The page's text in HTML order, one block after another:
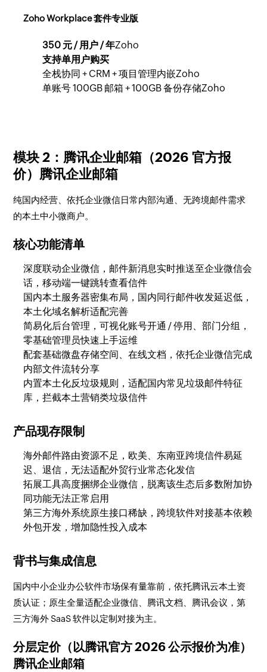
Zoho Workplace 套件专业版
350 元 / 用户 / 年Zoho
支持单用户购买
全栈协同 + CRM + 项目管理内嵌Zoho
单账号 100GB 邮箱 + 100GB 备份存储Zoho
模块 2：腾讯企业邮箱（2026 官方报
价）腾讯企业邮箱
纯国内经营、依托企业微信日常内部沟通、无跨境邮件需求
的本土中小微商户。
核心功能清单
深度联动企业微信，邮件新消息实时推送至企业微信会
话，移动端一键跳转查看信件
国内本土服务器密集布局，国内同行邮件收发延迟低，
本土化域名解析适配完善
简易化后台管理，可视化账号开通 / 停用、部门分组，
零基础管理员快速上手运维
配套基础微盘存储空间、在线文档，依托企业微信完成
内部文件流转分享
内置本土化反垃圾规则，适配国内常见垃圾邮件特征
库，拦截本土营销类垃圾信件
产品现存限制
海外邮件路由资源不足，欧美、东南亚跨境信件易延
迟、退信，无法适配外贸行业常态化发信
拓展工具高度捆绑企业微信，脱离该生态后多数附加协
同功能无法正常启用
第三方海外系统原生接口稀缺，跨境软件对接基本依赖
外包开发，增加隐性投入成本
背书与集成信息
国内中小企业办公软件市场保有量靠前，依托腾讯云本土资
质认证；原生全量适配企业微信、腾讯文档、腾讯会议，第
三方海外 SaaS 软件以定制对接为主。
分层定价（以腾讯官方 2026 公示报价为准）
腾讯企业邮箱